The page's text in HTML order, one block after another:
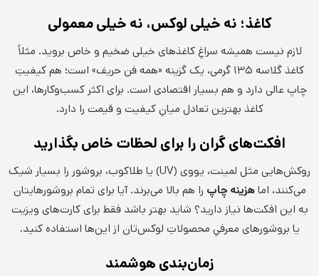
کاغذ؛ نه خیلی لوکس، نه خیلی معمولی
لازم نیست همیشه سراغِ کاغذهای خیلی ضخیم و خاص بروید. مثلاً
کاغذ گلاسه ۱۳۵ گرمی، یک گزینه «همه فن حریف» است؛ هم کیفیتِ
چاپ عالی دارد و هم بسیار اقتصادی است. برای اکثر کسب‌وکارها، این
کاغذ بهترین تعادل میانِ کیفیت و قیمت را دارد.
افکت‌های گران را برای لحظات خاص بگذارید
روکش‌هایی مثل لمینت، یووی (UV) یا طلاکوب، بروشور را بسیار شیک
می‌کنند، اماهزینه چاپ را هم بالا می‌برند. آیا برای تمام بروشورهایتان
به این افکت‌ها نیاز دارید؟ شاید بهتر باشد فقط برای کارت‌های ویزیت
یا بروشورهای معرفیِ محصولاتِ لوکس‌تان از این‌ها استفاده کنید.
زمان‌بندی هوشمند